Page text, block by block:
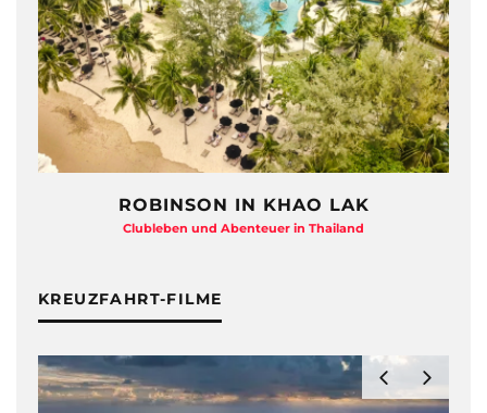
ROBINSON IN KHAO LAK
Clubleben und Abenteuer in Thailand
KREUZFAHRT-FILME